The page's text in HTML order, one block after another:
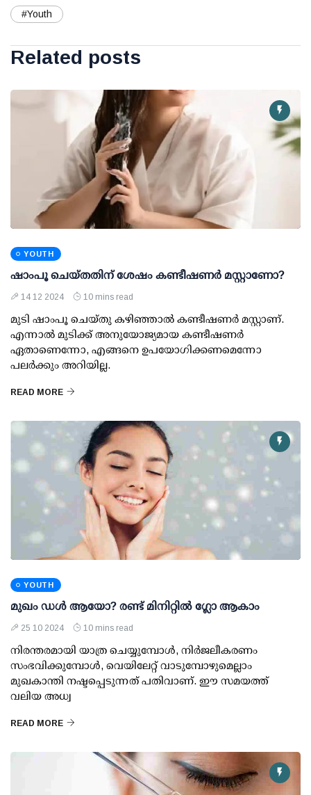
#Youth
Related posts
YOUTH
ഷാംപൂ ചെയ്തതിന് ശേഷം കണ്ടീഷണര്‍ മസ്റ്റാണോ?
14 12 2024 10 mins read
മുടി ഷാംപൂ ചെയ്തു കഴിഞ്ഞാല്‍ കണ്ടീഷണര്‍ മസ്റ്റാണ്.
എന്നാല്‍ മുടിക്ക് അനുയോജ്യമായ കണ്ടീഷണര്‍
ഏതാണെന്നോ, എങ്ങനെ ഉപയോഗിക്കണമെന്നോ
പലര്‍ക്കും അറിയില്ല.
READ MORE
YOUTH
മുഖം ഡള്‍ ആയോ? രണ്ട് മിനിറ്റില്‍ ഗ്ലോ ആകാം
25 10 2024 10 mins read
നിരന്തരമായി യാത്ര ചെയ്യുമ്പോള്‍, നിര്‍ജലീകരണം
സംഭവിക്കുമ്പോള്‍, വെയിലേറ്റ് വാടുമ്പോഴുമെല്ലാം
മുഖകാന്തി നഷ്ടപ്പെടുന്നത് പതിവാണ്. ഈ സമയത്ത്
വലിയ അധ്വ
READ MORE